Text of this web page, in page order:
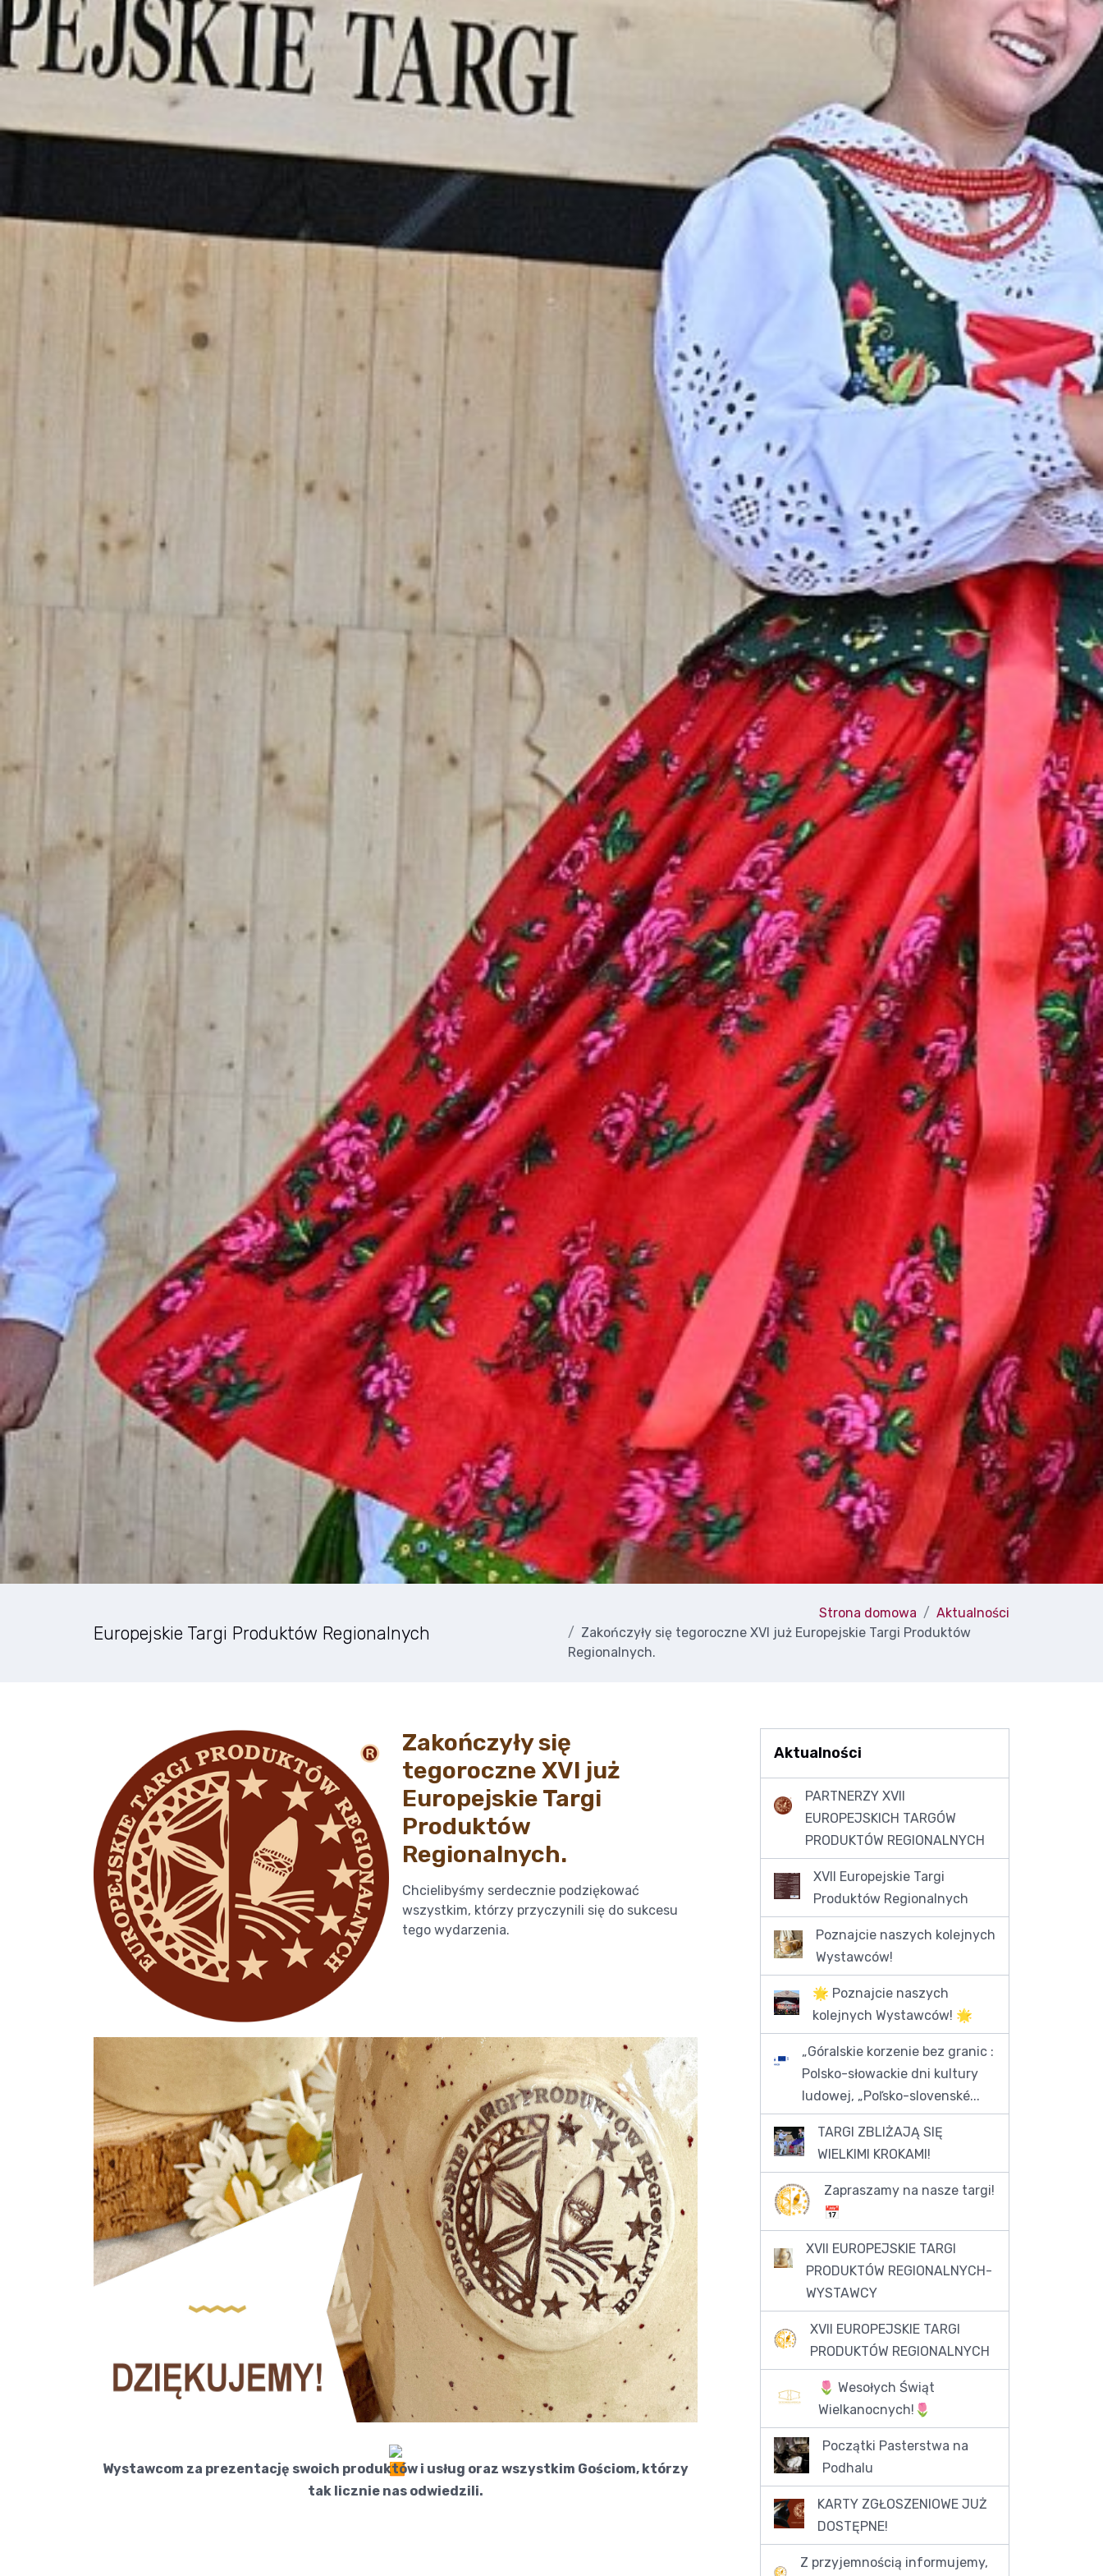
Europejskie Targi Produktów Regionalnych
Strona domowa
Aktualności
Zakończyły się tegoroczne XVI już Europejskie Targi Produktów
Regionalnych.
Zakończyły się
tegoroczne XVI już
Europejskie Targi
Produktów
Regionalnych.
Chcielibyśmy serdecznie podziękować
wszystkim, którzy przyczynili się do sukcesu
tego wydarzenia.
Wystawcom za prezentację swoich produktów i usług oraz wszystkim Gościom, którzy
tak licznie nas odwiedzili.
Aktualności
PARTNERZY XVII
EUROPEJSKICH TARGÓW
PRODUKTÓW REGIONALNYCH
XVII Europejskie Targi
Produktów Regionalnych
Poznajcie naszych kolejnych
Wystawców!
🌟 Poznajcie naszych
kolejnych Wystawców! 🌟
„Góralskie korzenie bez granic :
Polsko-słowackie dni kultury
ludowej, „Poľsko-slovenské...
TARGI ZBLIŻAJĄ SIĘ
WIELKIMI KROKAMI!
Zapraszamy na nasze targi!
📅
XVII EUROPEJSKIE TARGI
PRODUKTÓW REGIONALNYCH-
WYSTAWCY
XVII EUROPEJSKIE TARGI
PRODUKTÓW REGIONALNYCH
🌷 Wesołych Świąt
Wielkanocnych!🌷
Początki Pasterstwa na
Podhalu
KARTY ZGŁOSZENIOWE JUŻ
DOSTĘPNE!
Z przyjemnością informujemy,